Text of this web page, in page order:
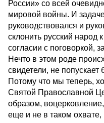
России» со всей
мировой войны. И
руководствовался и
склонить русский народ
согласии с поговоркой,
Нечто в этом роде
свидетели, не
Потому что мы теперь,
Святой Православной
образом,
еще и не в таком